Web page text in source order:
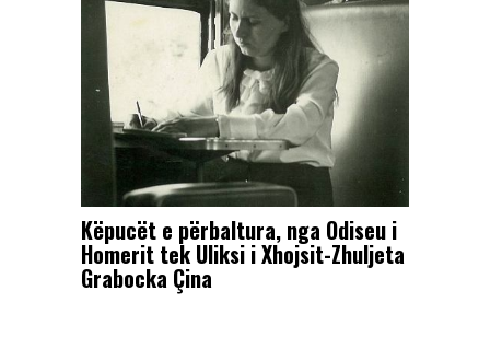
Këpucët e përbaltura, nga Odiseu i
Homerit tek Uliksi i Xhojsit-Zhuljeta
Grabocka Çina